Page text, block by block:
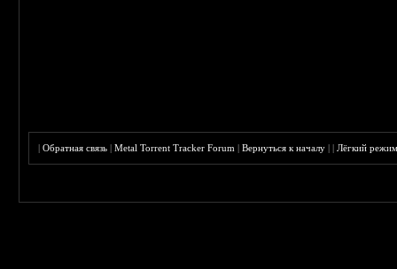
|Обратная связь |Metal Torrent Tracker Forum |Вернуться к началу ||Лёгкий